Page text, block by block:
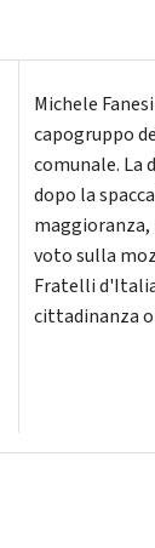
Michele
capogruppo
comunale. La
dopo la
voto sulla
Fratelli
cittadinanza